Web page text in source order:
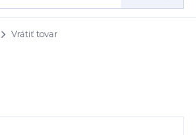
Vrátiť tovar